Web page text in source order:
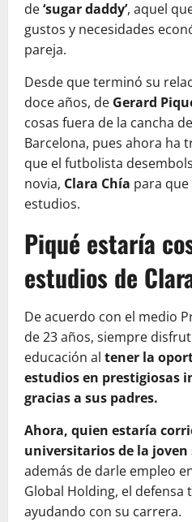
de‘sugar daddy’, aquel
gustos y necesidades
pareja.
Desde que terminó su
doce años, de Gerard
cosas fuera de la cancha
Barcelona, pues ahora ha
que el futbolista
novia, Clara Chía para
estudios.
Piqué estaría
estudios de
De acuerdo con el medio
de 23 años, siempre
educación al tener la
estudios en prestigiosas
gracias a sus padres.
Ahora, quien estaría
universitarios de la joven
además de darle empleo
Global Holding, el defensa
ayudando con su carrera.